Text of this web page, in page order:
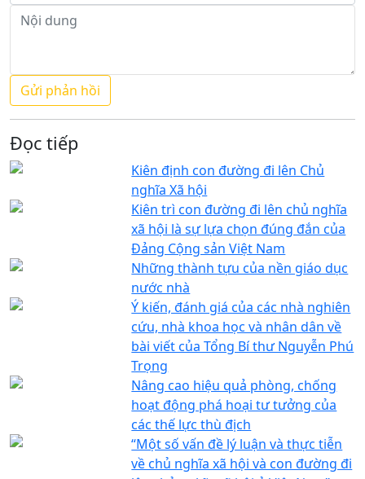
Đọc tiếp
Kiên định con đường đi lên Chủ
nghĩa Xã hội
Kiên trì con đường đi lên chủ nghĩa
xã hội là sự lựa chọn đúng đắn của
Đảng Cộng sản Việt Nam
Những thành tựu của nền giáo dục
nước nhà
Ý kiến, đánh giá của các nhà nghiên
cứu, nhà khoa học và nhân dân về
bài viết của Tổng Bí thư Nguyễn Phú
Trọng
Nâng cao hiệu quả phòng, chống
hoạt động phá hoại tư tưởng của
các thế lực thù địch
“Một số vấn đề lý luận và thực tiễn
về chủ nghĩa xã hội và con đường đi